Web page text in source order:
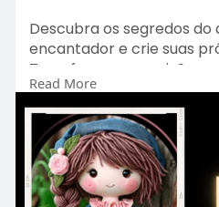
Descubra os segredos
encantador e crie suas
Transforme sua paixão
gratificante ou até
próspero.
Inscreva-se agora e
criativa!
Garanta sua vaga hoje:
https://
Read More